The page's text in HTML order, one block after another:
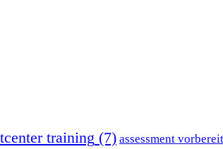
training (7) assessment